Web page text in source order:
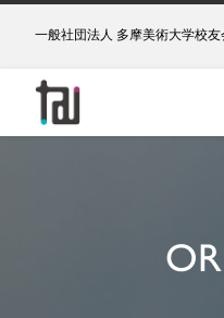
一般社団法人 多摩美術大学校